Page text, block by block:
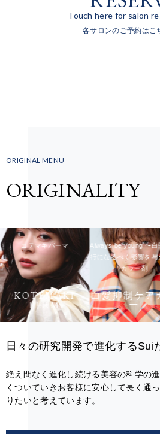
Touch here for salon
各サロンのご予約はこ
ORIGINAL MENU
ORIGINALITY
コテマキパーマ
KOTEMAKI
PERM
Always be young 〜白
行になるべく影響を与
カラー剤
白髪抑制ケア
ー
日々の研究開発で進化するSui
絶え間なく進化し続ける美容の科学の
くついていきお客様に安心して長く通
りたいと考えています。